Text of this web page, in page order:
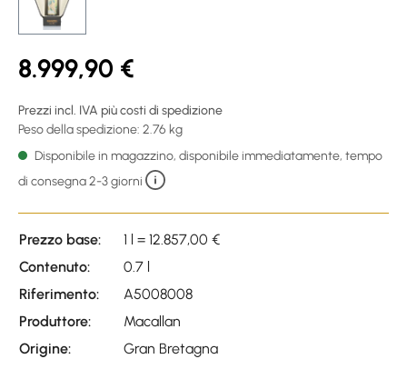
8.999,90 €
Prezzi incl. IVA più costi di spedizione
Peso della spedizione: 2.76 kg
Disponibile in magazzino, disponibile immediatamente, tempo
di consegna 2-3 giorni
Prezzo base:
1 l = 12.857,00 €
Contenuto:
0.7 l
Riferimento:
A5008008
Produttore:
Macallan
Origine:
Gran Bretagna